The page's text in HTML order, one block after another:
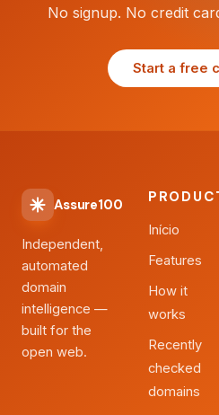
No signup. No credit
Start a free
Assure100
Independent,
automated
domain
intelligence —
built for the
open web.
Início
Features
How it
works
Recently
checked
domains